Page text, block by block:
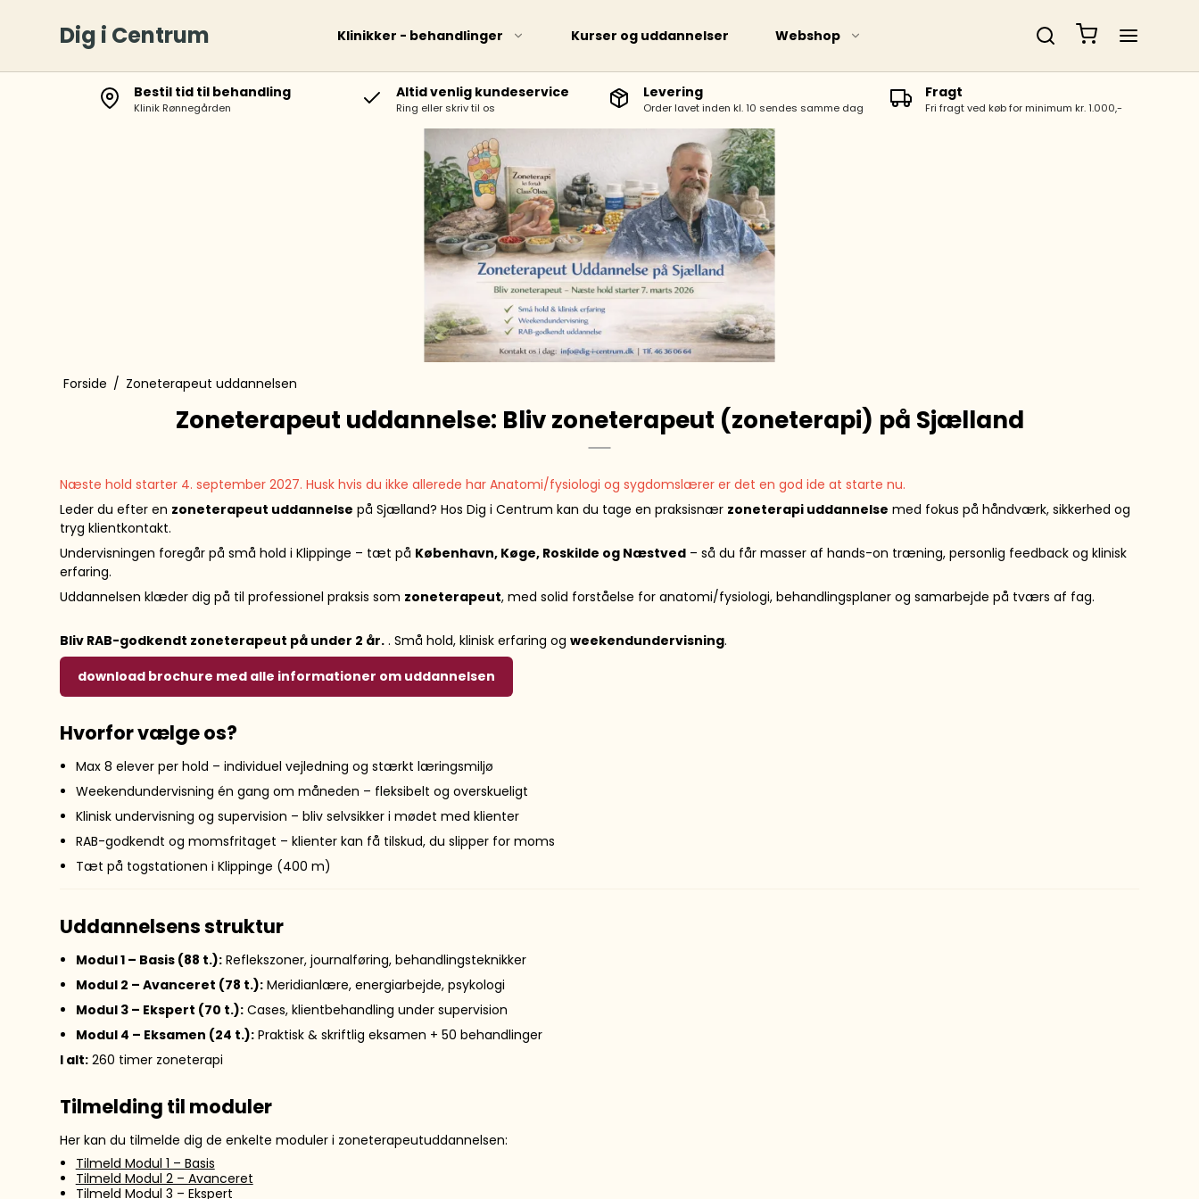
Dig i Centrum Klinikker - behandlinger Kurser og uddannelser Webshop
Bøger
Opslagsbøger
Plancher
Røgelse og holdere
Duftolier og lamper
Bestil tid til behandling
Klinik Rønnegården
Altid venlig kundeservice
Ring eller skriv til os
Levering
Order lavet inden kl. 10 sendes samme dag
Fragt
Fri fragt ved køb for minimum kr. 1.000,-
Forside / Zoneterapeut uddannelsen
Zoneterapeut uddannelse: Bliv zoneterapeut (zoneterapi) på Sjælland
Næste hold starter 4. september 2027. Husk hvis du ikke allerede har Anatomi/fysiologi og sygdomslærer er det en god ide at starte nu.
Leder du efter en zoneterapeut uddannelse på Sjælland? Hos Dig i Centrum kan du tage en praksisnær zoneterapi uddannelse med fokus på håndværk, sikkerhed og
tryg klientkontakt.
Undervisningen foregår på små hold i Klippinge – tæt på København, Køge, Roskilde og Næstved – så du får masser af hands-on træning, personlig feedback og klinisk
erfaring.
Uddannelsen klæder dig på til professionel praksis som zoneterapeut, med solid forståelse for anatomi/fysiologi, behandlingsplaner og samarbejde på tværs af fag.
Bliv RAB-godkendt zoneterapeut på under 2 år. . Små hold, klinisk erfaring ogweekendundervisning.
download brochure med alle informationer om uddannelsen
Hvorfor vælge os?
Max 8 elever per hold – individuel vejledning og stærkt læringsmiljø
Weekendundervisning én gang om måneden – fleksibelt og overskueligt
Klinisk undervisning og supervision – bliv selvsikker i mødet med klienter
RAB-godkendt og momsfritaget – klienter kan få tilskud, du slipper for moms
Tæt på togstationen i Klippinge (400 m)
Uddannelsens struktur
Modul 1 – Basis (88 t.):Reflekszoner, journalføring, behandlingsteknikker
Modul 2 – Avanceret (78 t.):Meridianlære, energiarbejde, psykologi
Modul 3 – Ekspert (70 t.):Cases, klientbehandling under supervision
Modul 4 – Eksamen (24 t.):Praktisk & skriftlig eksamen + 50 behandlinger
I alt: 260 timer zoneterapi
Tilmelding til moduler
Her kan du tilmelde dig de enkelte moduler i zoneterapeutuddannelsen:
Tilmeld Modul 1 – Basis
Tilmeld Modul 2 – Avanceret
Tilmeld Modul 3 – Ekspert